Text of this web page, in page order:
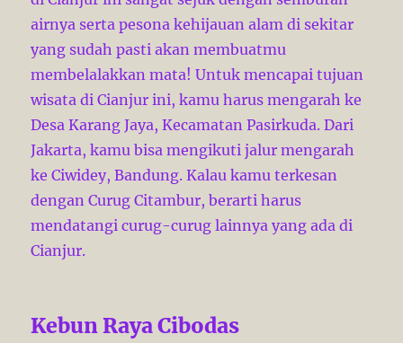
airnya serta pesona kehijauan alam di sekitar
yang sudah pasti akan membuatmu
membelalakkan mata! Untuk mencapai tujuan
wisata di Cianjur ini, kamu harus mengarah ke
Desa Karang Jaya, Kecamatan Pasirkuda. Dari
Jakarta, kamu bisa mengikuti jalur mengarah
ke Ciwidey, Bandung. Kalau kamu terkesan
dengan Curug Citambur, berarti harus
mendatangi curug-curug lainnya yang ada di
Cianjur.
Kebun Raya Cibodas